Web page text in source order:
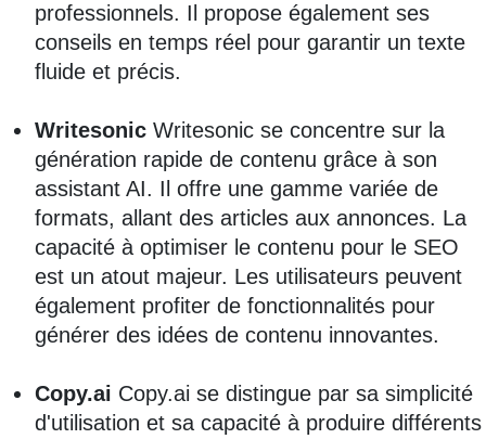
professionnels. Il propose également ses
conseils en temps réel pour garantir un texte
fluide et précis.
Writesonic Writesonic se concentre sur la
génération rapide de contenu grâce à son
assistant AI. Il offre une gamme variée de
formats, allant des articles aux annonces. La
capacité à optimiser le contenu pour le SEO
est un atout majeur. Les utilisateurs peuvent
également profiter de fonctionnalités pour
générer des idées de contenu innovantes.
Copy.ai Copy.ai se distingue par sa simplicité
d'utilisation et sa capacité à produire différents